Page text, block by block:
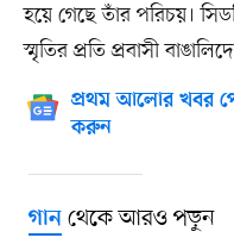
হয়ে গেছে তাঁর পরিচয়।
স্মৃতির প্রতি প্রবাসী
প্রথম আলোর খবর
করুন
গানথেকে আরও পড়ুন